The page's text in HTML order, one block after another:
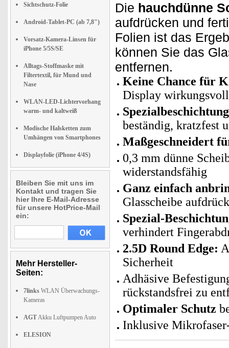
Sichtschutz-Folie
Android-Tablet-PC (ab 7,8")
Vorsatz-Kamera-Linsen für
iPhone 5/5S/SE
Alltags-Stoffmaske mit
Filtertextil, für Mund und
Nase
WLAN-LED-Lichtervorhang
warm- und kaltweiß
Modische Halsketten zum
Umhängen von Smartphones
Displayfolie (iPhone 4/4S)
Bleiben Sie mit uns im
Kontakt und tragen Sie
hier Ihre E-Mail-Adresse
für unsere HotPrice-Mail
ein:
Mehr Hersteller-
Seiten:
7links WLAN Überwachungs-
Kameras
AGTAkku Luftpumpen Auto
ELESION
Die hauchdünne
aufdrücken und
Folien ist das
können Sie das
entfernen.
Keine Chance für
Display wirkungsvoll
beständig, kratzfest
Maßgeschneidert
0,3 mm dünne
widerstandsfähig
Ganz einfach
Glasscheibe
Spezial-
verhindert
2.5D Round Edge:
Sicherheit
Adhäsive
rückstandsfrei zu
Optimaler Schutz
Inklusive